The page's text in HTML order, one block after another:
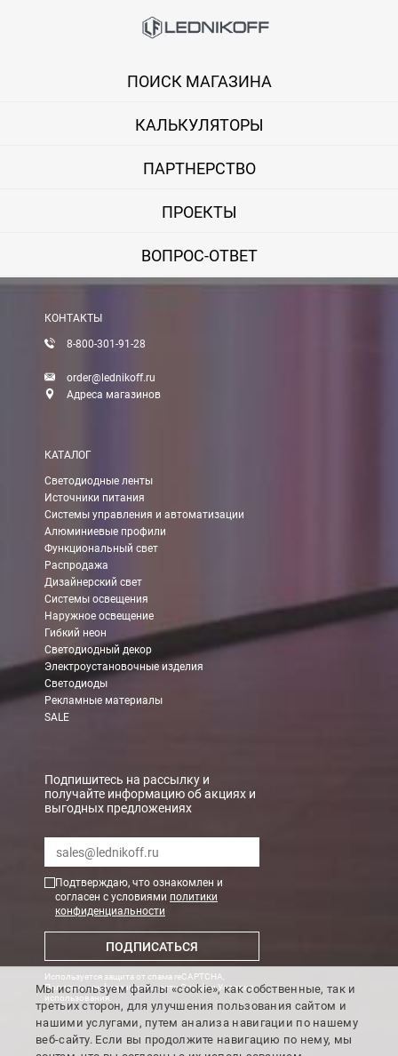
Вы можете оплатить покупку на сайте банковской картой
Оплата при получении
Вы можете оплатить заказ непосредственно при получении
Вы можете оплатить заказ по выставленному счету в любом
Доставка:
Вы можете самостоятельно забрать заказ в одном из наших
В Москве (внутри МКАД)
БЕСПЛАТНАЯ доставка при сумме заказа от 7000 руб.
При заказе менее 7000 руб. стоимость доставки 750 руб.
В Москве и МО (за МКАД)
При заказе от 7000 руб. стоимость доставки равна 30 руб.
При заказе менее 7000 руб. стоимость доставки 750 руб. +
В Санкт-Петербурге
При заказе менее 7000 руб. стоимость доставки
Мы можем доставить ваши заказы сервисом компании
Транспортные компании
Доставка до ТК от 7000 руб. БЕСПЛАТНО.
При заказе менее 7000 руб. стоимость доставки до ТК 750 руб.
Стоимость доставки ТК до Вашего пункта назначения Вы
Подробнее обоплате и доставке
ПОИСК МАГАЗИНА
КАЛЬКУЛЯТОРЫ
ПАРТНЕРСТВО
ПРОЕКТЫ
ВОПРОС-ОТВЕТ
КОНТАКТЫ
8-800-301-91-28
order@lednikoff.ru
Адреса магазинов
КАТАЛОГ
Светодиодные ленты
Источники питания
Системы управления и автоматизации
Алюминиевые профили
Функциональный свет
Распродажа
Дизайнерский свет
Системы освещения
Наружное освещение
Гибкий неон
Светодиодный декор
Электроустановочные изделия
Светодиоды
Рекламные материалы
SALE
Подпишитесь на рассылку и
получайте информацию об акциях и
выгодных предложениях
Подтверждаю, что ознакомлен и
согласен с условиями политики
конфиденциальности
ПОДПИСАТЬСЯ
Используется защита от спама reCAPTCHA,
Политика конфиденциальности GoogleиУсловия
использования
Мы используем файлы «cookie», как собственные, так и
третьих сторон, для улучшения пользования сайтом и
нашими услугами, путем анализа навигации по нашему
веб-сайту. Если вы продолжите навигацию по нему, мы